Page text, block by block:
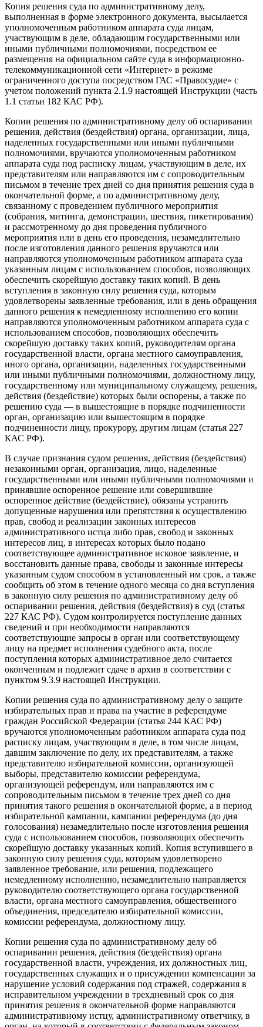
Копия решения суда по административному делу,
выполненная в форме электронного документа, высылается
уполномоченным работником аппарата суда лицам,
участвующим в деле, обладающим государственными или
иными публичными полномочиями, посредством ее
размещения на официальном сайте суда в информационно-
телекоммуникационной сети «Интернет» в режиме
ограниченного доступа посредством ГАС «Правосудие» с
учетом положений пункта 2.1.9 настоящей Инструкции (часть
1.1 статьи 182 КАС РФ).
Копии решения по административному делу об оспаривании
решения, действия (бездействия) органа, организации, лица,
наделенных государственными или иными публичными
полномочиями, вручаются уполномоченным работником
аппарата суда под расписку лицам, участвующим в деле, их
представителям или направляются им с сопроводительным
письмом в течение трех дней со дня принятия решения суда в
окончательной форме, а по административному делу,
связанному с проведением публичного мероприятия
(собрания, митинга, демонстрации, шествия, пикетирования)
и рассмотренному до дня проведения публичного
мероприятия или в день его проведения, незамедлительно
после изготовления данного решения вручаются или
направляются уполномоченным работником аппарата суда
указанным лицам с использованием способов, позволяющих
обеспечить скорейшую доставку таких копий. В день
вступления в законную силу решения суда, которым
удовлетворены заявленные требования, или в день обращения
данного решения к немедленному исполнению его копии
направляются уполномоченным работником аппарата суда с
использованием способов, позволяющих обеспечить
скорейшую доставку таких копий, руководителям органа
государственной власти, органа местного самоуправления,
иного органа, организации, наделенных государственными
или иными публичными полномочиями, должностному лицу,
государственному или муниципальному служащему, решения,
действия (бездействие) которых были оспорены, а также по
решению суда — в вышестоящие в порядке подчиненности
орган, организацию или вышестоящим в порядке
подчиненности лицу, прокурору, другим лицам (статья 227
КАС РФ).
В случае признания судом решения, действия (бездействия)
незаконными орган, организация, лицо, наделенные
государственными или иными публичными полномочиями и
принявшие оспоренное решение или совершившие
оспоренное действие (бездействие), обязаны устранить
допущенные нарушения или препятствия к осуществлению
прав, свобод и реализации законных интересов
административного истца либо прав, свобод и законных
интересов лиц, в интересах которых было подано
соответствующее административное исковое заявление, и
восстановить данные права, свободы и законные интересы
указанным судом способом в установленный им срок, а также
сообщить об этом в течение одного месяца со дня вступления
в законную силу решения по административному делу об
оспаривании решения, действия (бездействия) в суд (статья
227 КАС РФ). Судом контролируется поступление данных
сведений и при необходимости направляются
соответствующие запросы в орган или соответствующему
лицу на предмет исполнения судебного акта, после
поступления которых административное дело считается
оконченным и подлежит сдаче в архив в соответствии с
пунктом 9.3.9 настоящей Инструкции.
Копии решения суда по административному делу о защите
избирательных прав и права на участие в референдуме
граждан Российской Федерации (статья 244 КАС РФ)
вручаются уполномоченным работником аппарата суда под
расписку лицам, участвующим в деле, в том числе лицам,
давшим заключение по делу, их представителям, а также
представителю избирательной комиссии, организующей
выборы, представителю комиссии референдума,
организующей референдум, или направляются им с
сопроводительным письмом в течение трех дней со дня
принятия такого решения в окончательной форме, а в период
избирательной кампании, кампании референдума (до дня
голосования) незамедлительно после изготовления решения
суда с использованием способов, позволяющих обеспечить
скорейшую доставку указанных копий. Копия вступившего в
законную силу решения суда, которым удовлетворено
заявленное требование, или решения, подлежащего
немедленному исполнению, незамедлительно направляется
руководителю соответствующего органа государственной
власти, органа местного самоуправления, общественного
объединения, председателю избирательной комиссии,
комиссии референдума, должностному лицу.
Копии решения суда по административному делу об
оспаривании решения, действия (бездействия) органа
государственной власти, учреждения, их должностных лиц,
государственных служащих и о присуждении компенсации за
нарушение условий содержания под стражей, содержания в
исправительном учреждении в трехдневный срок со дня
принятия решения в окончательной форме направляются
административному истцу, административному ответчику, в